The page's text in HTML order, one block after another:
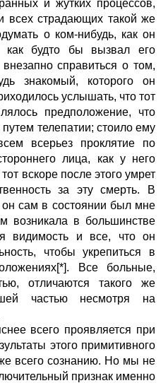
и жутких процессов,
всех страдающих такой же
о ком-нибудь, как он
как будто бы вызвал его
справиться о том,
знакомый, которого он
услышать, что тот
предположение, что
телепатии; стоило ему
всерьез проклятие по
лица, как у него
вскоре после этого умрет
за эту смерть. В
сам в состоянии был мне
возникала в большинстве
видимость и все, что он
чтобы укрепиться в
Bce больные,
отличаются такого же
частью несмотря на
всего проявляется при
этого примитивного
всего сознанию. Но мы не
признак именно